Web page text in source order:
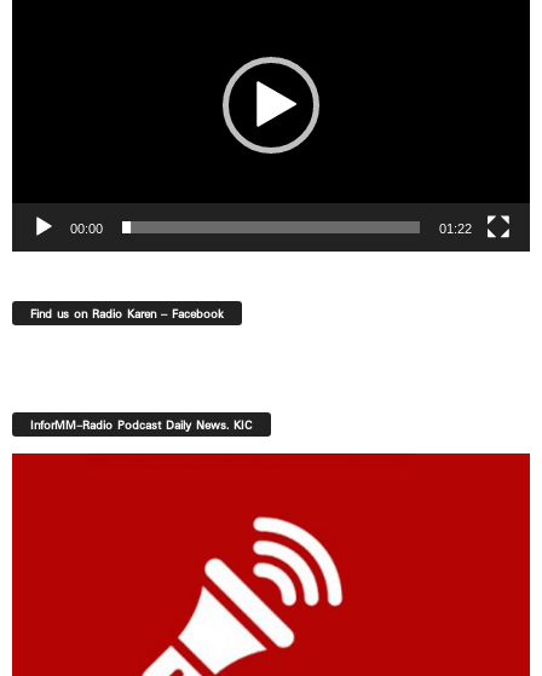
00:00 01:22
Find us on Radio Karen – Facebook
InforMM-Radio Podcast Daily News. KIC